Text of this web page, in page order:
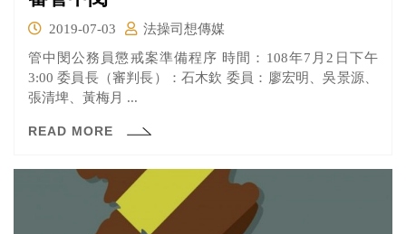
2019-07-03
法操司想傳媒
管中閔公務員懲戒案準備程序 時間：108年7月2日下午
3:00 委員長（審判長）：石木欽 委員：廖宏明、吳景源、
張清埤、黃梅月 ...
READ MORE